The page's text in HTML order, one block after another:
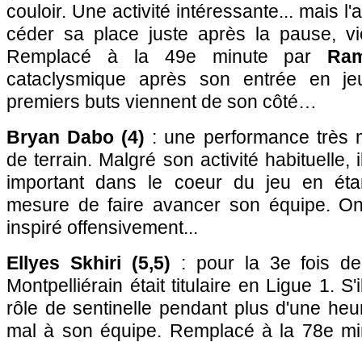
couloir. Une activité intéressante... mais
céder sa place juste après la pause,
Remplacé à la 49e minute par
cataclysmique après son entrée en
premiers buts viennent de son côté…
Bryan Dabo (4) : une performance très
de terrain. Malgré son activité habituelle,
important dans le coeur du jeu en
mesure de faire avancer son équipe.
inspiré offensivement...
Ellyes Skhiri (5,5) : pour la 3e fois
Montpelliérain était titulaire en Ligue 1.
rôle de sentinelle pendant plus d'une
mal à son équipe. Remplacé à la 78e